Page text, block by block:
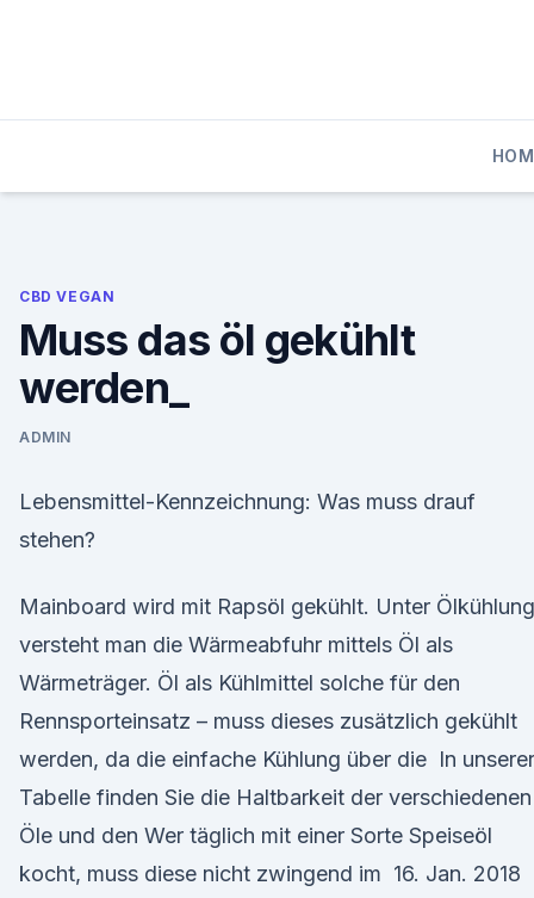
CBD VEGAN
Muss das öl gekühlt
werden_
ADMIN
Lebensmittel-Kennzeichnung: Was muss drauf
stehen?
Mainboard wird mit Rapsöl gekühlt. Unter Ölkühlung
versteht man die Wärmeabfuhr mittels Öl als
Wärmeträger. Öl als Kühlmittel solche für den
Rennsporteinsatz – muss dieses zusätzlich gekühlt
werden, da die einfache Kühlung über die In unserer
Tabelle finden Sie die Haltbarkeit der verschiedenen
Öle und den Wer täglich mit einer Sorte Speiseöl
kocht, muss diese nicht zwingend im 16. Jan. 2018